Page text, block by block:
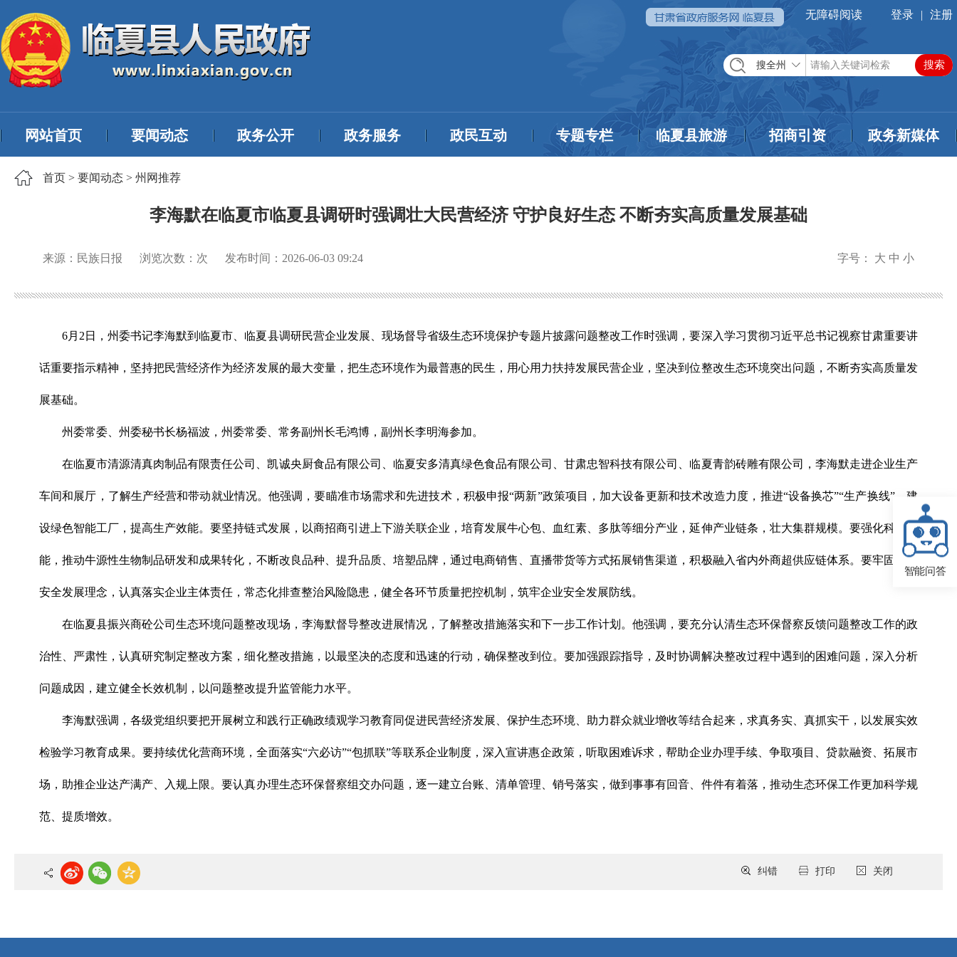
无障碍阅读 登录 | 注册
搜全州
网站首页 要闻动态 政务公开 政务服务 政民互动 专题专栏 临夏县旅游 招商引资 政务新媒体
首页 > 要闻动态 > 州网推荐
李海默在临夏市临夏县调研时强调壮大民营经济 守护良好生态 不断夯实高质量发展基础
来源：民族日报 浏览次数： 次 发布时间： 2026-06-03 09:24 字号： 大 中 小
6月2日，州委书记李海默到临夏市、临夏县调研民营企业发展、现场督导省级生态环境保护专题片披露问题整改工作时强调，要深入学习贯彻习近平总书记视察甘肃重要讲
话重要指示精神，坚持把民营经济作为经济发展的最大变量，把生态环境作为最普惠的民生，用心用力扶持发展民营企业，坚决到位整改生态环境突出问题，不断夯实高质量发
展基础。
州委常委、州委秘书长杨福波，州委常委、常务副州长毛鸿博，副州长李明海参加。
在临夏市清源清真肉制品有限责任公司、凯诚央厨食品有限公司、临夏安多清真绿色食品有限公司、甘肃忠智科技有限公司、临夏青韵砖雕有限公司，李海默走进企业生产
车间和展厅，了解生产经营和带动就业情况。他强调，要瞄准市场需求和先进技术，积极申报“两新”政策项目，加大设备更新和技术改造力度，推进“设备换芯”“生产换线”，建
设绿色智能工厂，提高生产效能。要坚持链式发展，以商招商引进上下游关联企业，培育发展牛心包、血红素、多肽等细分产业，延伸产业链条，壮大集群规模。要强化科技赋
能，推动牛源性生物制品研发和成果转化，不断改良品种、提升品质、培塑品牌，通过电商销售、直播带货等方式拓展销售渠道，积极融入省内外商超供应链体系。要牢固树立
安全发展理念，认真落实企业主体责任，常态化排查整治风险隐患，健全各环节质量把控机制，筑牢企业安全发展防线。
在临夏县振兴商砼公司生态环境问题整改现场，李海默督导整改进展情况，了解整改措施落实和下一步工作计划。他强调，要充分认清生态环保督察反馈问题整改工作的政
治性、严肃性，认真研究制定整改方案，细化整改措施，以最坚决的态度和迅速的行动，确保整改到位。要加强跟踪指导，及时协调解决整改过程中遇到的困难问题，深入分析
问题成因，建立健全长效机制，以问题整改提升监管能力水平。
李海默强调，各级党组织要把开展树立和践行正确政绩观学习教育同促进民营经济发展、保护生态环境、助力群众就业增收等结合起来，求真务实、真抓实干，以发展实效
检验学习教育成果。要持续优化营商环境，全面落实“六必访”“包抓联”等联系企业制度，深入宣讲惠企政策，听取困难诉求，帮助企业办理手续、争取项目、贷款融资、拓展市
场，助推企业达产满产、入规上限。要认真办理生态环保督察组交办问题，逐一建立台账、清单管理、销号落实，做到事事有回音、件件有着落，推动生态环保工作更加科学规
范、提质增效。
关闭
打印
纠错
智能问答